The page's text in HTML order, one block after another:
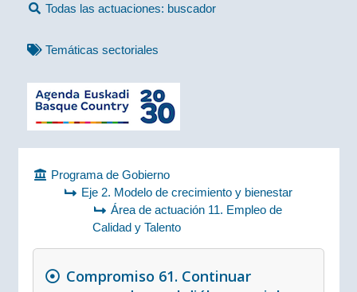
Todas las actuaciones: buscador
Temáticas sectoriales
Programa de Gobierno
Eje 2. Modelo de crecimiento y bienestar
Área de actuación 11. Empleo de
Calidad y Talento
Compromiso 61. Continuar